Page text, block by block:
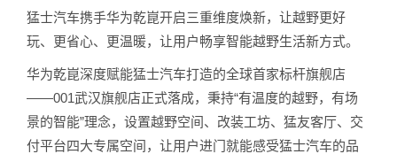
猛士汽车携手华为乾崑开启三重维度焕新，让越野更好
玩、更省心、更温暖，让用户畅享智能越野生活新方式。
华为乾崑深度赋能猛士汽车打造的全球首家标杆旗舰店
——001武汉旗舰店正式落成，秉持“有温度的越野，有场
景的智能”理念，设置越野空间、改装工坊、猛友客厅、交
付平台四大专属空间，让用户进门就能感受猛士汽车的品